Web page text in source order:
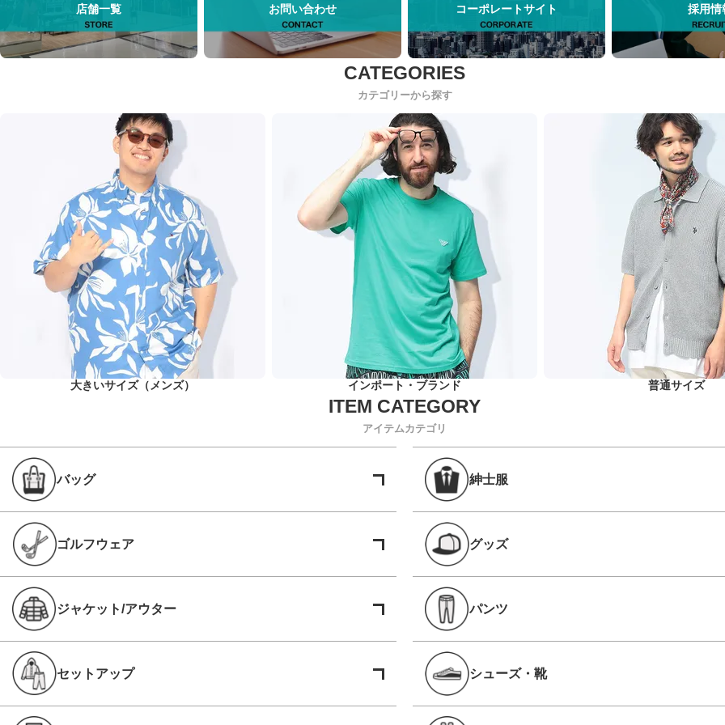
店舗一覧 お問い合わせ コーポレートサイト 採用情
カテゴリーから探す
大きいサイズ（メンズ） インポート・ブランド 普通サイズ
アイテムカテゴリ
バッグ 紳士服
ゴルフウェア グッズ
ジャケット/アウター パンツ
セットアップ シューズ・靴